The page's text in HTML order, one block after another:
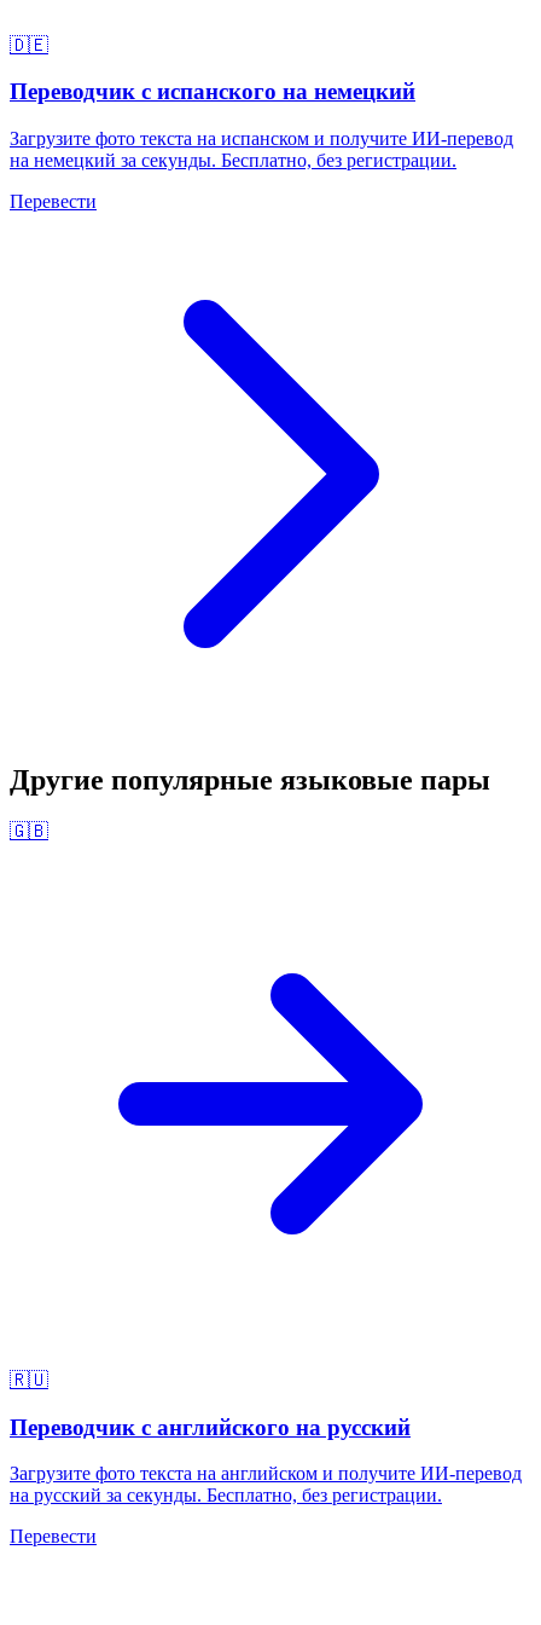
🇩🇪
Переводчик с испанского на немецкий
Загрузите фото текста на испанском и получите ИИ-перевод
на немецкий за секунды. Бесплатно, без регистрации.
Перевести
Другие популярные языковые пары
🇬🇧
🇷🇺
Переводчик с английского на русский
Загрузите фото текста на английском и получите ИИ-перевод
на русский за секунды. Бесплатно, без регистрации.
Перевести